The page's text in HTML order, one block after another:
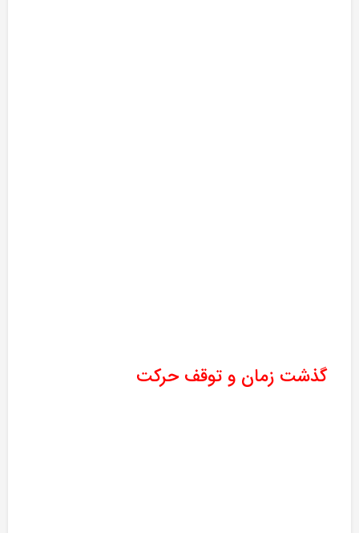
گذشت زمان و توقف حرکت